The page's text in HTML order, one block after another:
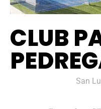
CLUB
San